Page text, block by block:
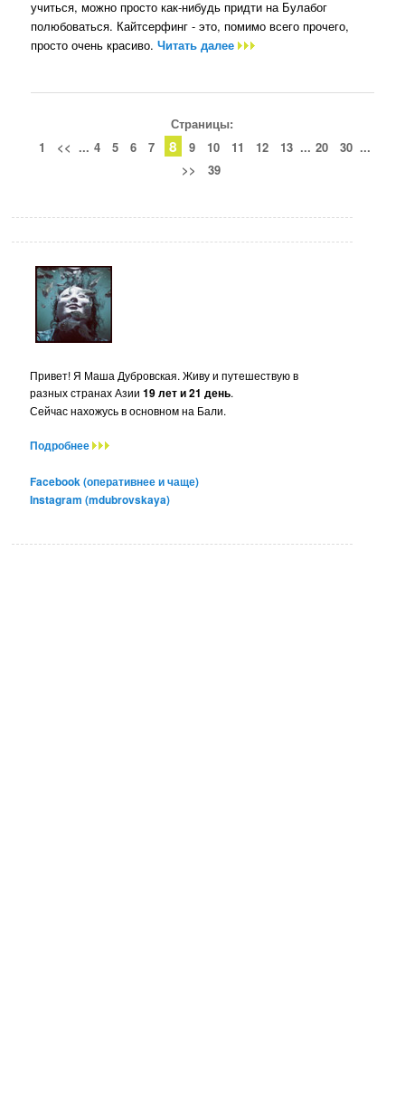
учиться, можно просто как-нибудь придти на Булабог
полюбоваться. Кайтсерфинг - это, помимо всего прочего,
просто очень красиво.Читать далее
Страницы:
1
<< ... 4 5 6 7 8 9 10 11 12 13 ... 20 30 ...
>>
39
Привет! Я Маша Дубровская. Живу и путешествую в
разных странах Азии19 лет и 21 день.
Сейчас нахожусь в основном на Бали.
Подробнее
Facebook (оперативнее и чаще)
Instagram (mdubrovskaya)